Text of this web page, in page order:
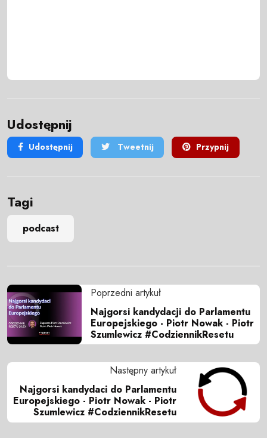
Udostępnij
Udostępnij Tweetnij Przypnij
Tagi
podcast
Poprzedni artykuł
Najgorsi kandydacji do Parlamentu
Europejskiego - Piotr Nowak - Piotr
Szumlewicz #CodziennikResetu
Następny artykuł
Najgorsi kandydaci do Parlamentu
Europejskiego - Piotr Nowak - Piotr
Szumlewicz #CodziennikResetu